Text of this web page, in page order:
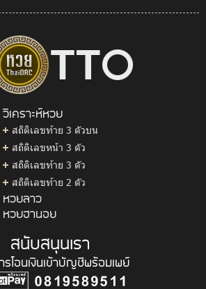
วิเคราะห์หวย
สถิติเลขท้าย 3 ตัวบน
สถิติเลขหน้า 3 ตัว
สถิติเลขท้าย 3 ตัว
สถิติเลขท้าย 2 ตัว
หวยลาว
หวยฮานอย
สนับสนุนเรา
รโอนเงินเข้าบัญชีพร้อมเพย์